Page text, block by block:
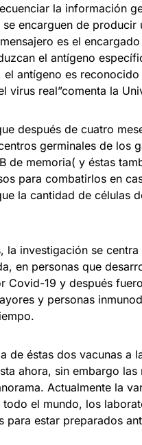
la información
encarguen de
es el
el antígeno
antígeno es
virus real”comenta la
después de cuatro
germinales de los
de memoria( y éstas
para combatirlos en
la cantidad de células
la investigación se
en personas que
Covid-19 y después
y personas
de éstas dos vacunas a
ahora, sin embargo las
Actualmente la
el mundo, los
para estar preparados